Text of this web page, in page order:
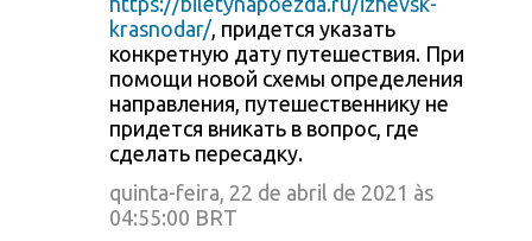
krasnodar/, придется указать
конкретную дату путешествия. При
помощи новой схемы определения
направления, путешественнику не
придется вникать в вопрос, где
сделать пересадку.
quinta-feira, 22 de abril de 2021 às
04:55:00 BRT